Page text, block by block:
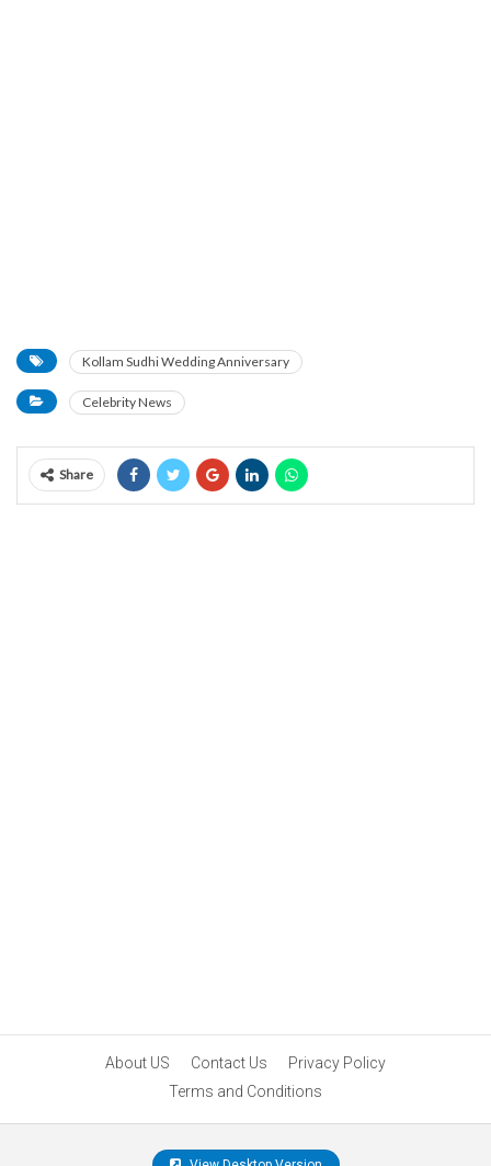
Kollam Sudhi Wedding Anniversary
Celebrity News
Share
About US Contact Us
Privacy Policy
Terms and Conditions